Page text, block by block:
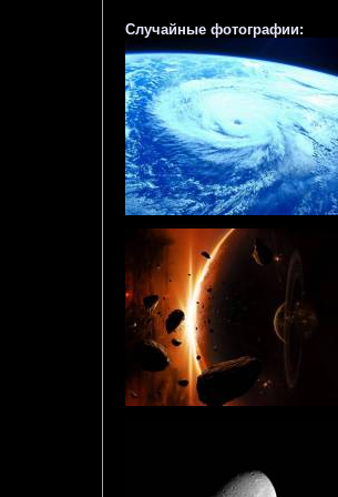
Случайные фотографии: